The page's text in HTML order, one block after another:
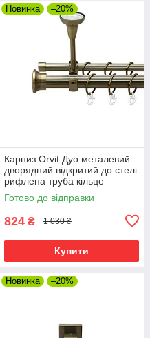
Новинка –20%
Карниз Orvit Дуо металевий
дворядний відкритий до стелі
рифлена труба кільце
металеве Антик 25\16 мм 160
см (00-00025700)
Готово до відправки
824 ₴ 1 030 ₴
Купити
Новинка –20%